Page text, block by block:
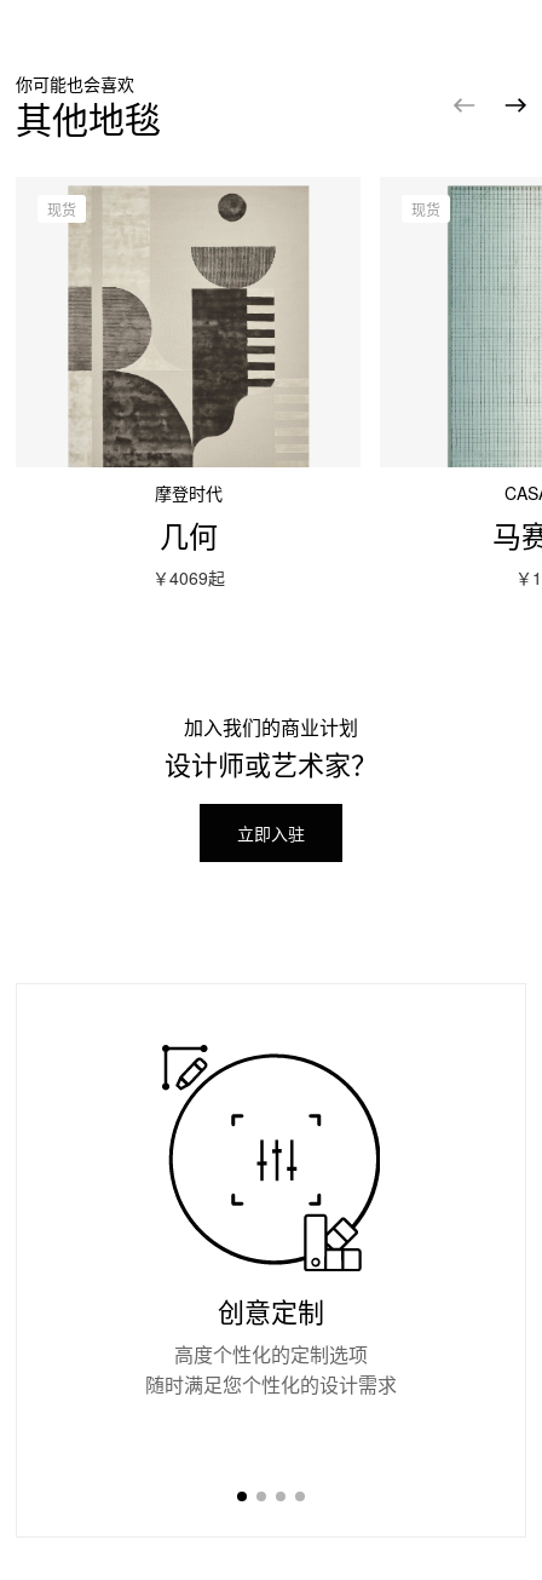
你可能也会喜欢
其他地毯
现货
摩登时代
几何
￥4069起
现货
马
￥
加入我们的商业计划
设计师或艺术家？
立即入驻
创意定制
高度个性化的定制选项
随时满足您个性化的设计需求